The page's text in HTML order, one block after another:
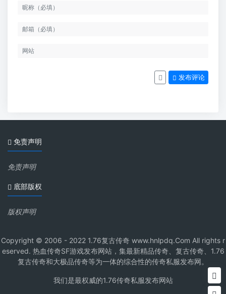
发布评论
免责声明
免责声明
底部版权
版权声明
Copyright © 2006 - 2022 1.76复古传奇 www.hnlpdq.Com All rights r
eserved. 热血传奇SF游戏发布网站，集最新精品传奇、复古传奇、1.76
复古传奇和大极品传奇等为一体的综合性的传奇私服发布网。
我们是最权威的1.76传奇私服发布网站